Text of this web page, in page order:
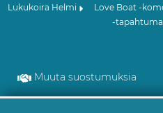
Lukukoira Helmi
Love Boat -
-tapahtuma
Muuta suostumuksia